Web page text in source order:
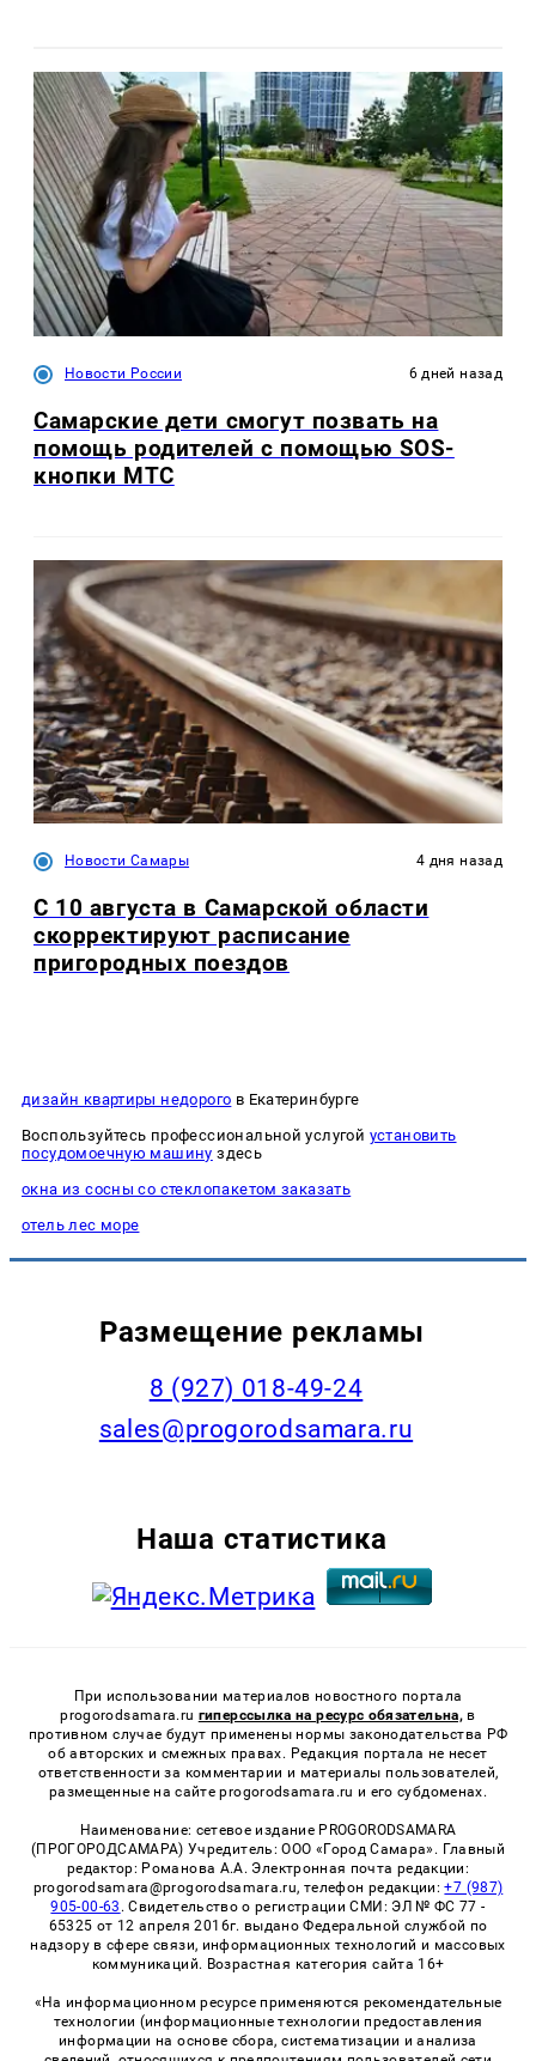
Новости России 6 дней назад
Самарские дети смогут позвать на
помощь родителей с помощью SOS-
кнопки МТС
Новости Самары 4 дня назад
С 10 августа в Самарской области
скорректируют расписание
пригородных поездов
дизайн квартиры недорого в Екатеринбурге
Воспользуйтесь профессиональной услугой установить
посудомоечную машину здесь
окна из сосны со стеклопакетом заказать
отель лес море
Размещение рекламы
8 (927) 018-49-24
sales@progorodsamara.ru
Наша статистика
При использовании материалов новостного портала
progorodsamara.ru гиперссылка на ресурс обязательна, в
противном случае будут применены нормы законодательства РФ
об авторских и смежных правах. Редакция портала не несет
ответственности за комментарии и материалы пользователей,
размещенные на сайте progorodsamara.ru и его субдоменах.
Наименование: сетевое издание PROGORODSAMARA
(ПРОГОРОДСАМАРА) Учредитель: ООО «Город Самара». Главный
редактор: Романова А.А. Электронная почта редакции:
progorodsamara@progorodsamara.ru, телефон редакции:+7 (987)
905-00-63 . Свидетельство о регистрации СМИ: ЭЛ № ФС 77 -
65325 от 12 апреля 2016г. выдано Федеральной службой по
надзору в сфере связи, информационных технологий и массовых
коммуникаций. Возрастная категория сайта 16+
«На информационном ресурсе применяются рекомендательные
технологии (информационные технологии предоставления
информации на основе сбора, систематизации и анализа